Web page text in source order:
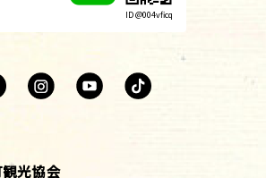
ID @004vficq
光協会